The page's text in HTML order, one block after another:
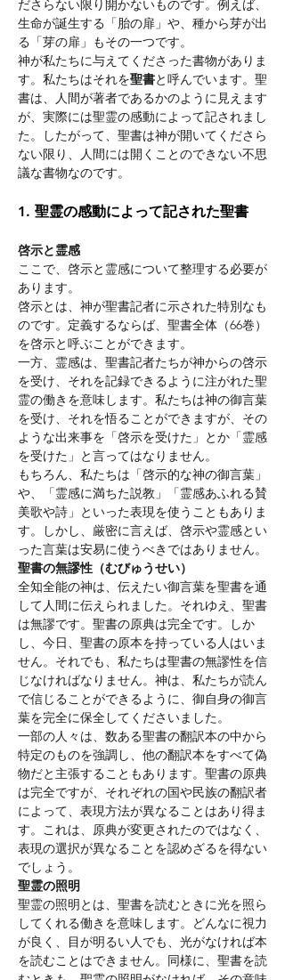
ださらない限り開かないものです。例えば、
生命が誕生する「胎の扉」や、種から芽が出
る「芽の扉」もその一つです。
神が私たちに与えてくださった書物がありま
す。私たちはそれを聖書と呼んでいます。聖
書は、人間が著者であるかのように見えます
が、実際には聖霊の感動によって記されまし
た。したがって、聖書は神が開いてくださら
ない限り、人間には開くことのできない不思
議な書物なのです。
1. 聖霊の感動によって記された聖書
啓示と霊感
ここで、啓示と霊感について整理する必要が
あります。
啓示とは、神が聖書記者に示された特別なも
のです。定義するならば、聖書全体（66巻）
を啓示と呼ぶことができます。
一方、霊感は、聖書記者たちが神からの啓示
を受け、それを記録できるように注がれた聖
霊の働きを意味します。私たちは神の御言葉
を受け、それを悟ることができますが、その
ような出来事を「啓示を受けた」とか「霊感
を受けた」と言ってはなりません。
もちろん、私たちは「啓示的な神の御言葉」
や、「霊感に満ちた説教」「霊感あふれる賛
美歌や詩」といった表現を使うこともありま
す。しかし、厳密に言えば、啓示や霊感とい
った言葉は安易に使うべきではありません。
聖書の無謬性（むびゅうせい）
全知全能の神は、伝えたい御言葉を聖書を通
して人間に伝えられました。それゆえ、聖書
は無謬です。聖書の原典は完全です。しか
し、今日、聖書の原本を持っている人はいま
せん。それでも、私たちは聖書の無謬性を信
じなければなりません。神は、私たちが読ん
で信じることができるように、御自身の御言
葉を完全に保全してくださいました。
一部の人々は、数ある聖書の翻訳本の中から
特定のものを強調し、他の翻訳本をすべて偽
物だと主張することもあります。聖書の原典
は完全ですが、それぞれの国や民族の翻訳者
によって、表現方法が異なることはあり得ま
す。これは、原典が変更されたのではなく、
表現の選択が異なることを認めざるを得ない
でしょう。
聖霊の照明
聖霊の照明とは、聖書を読むときに光を照ら
してくれる働きを意味します。どんなに視力
が良く、目が明るい人でも、光がなければ本
を読むことはできません。同様に、聖書を読